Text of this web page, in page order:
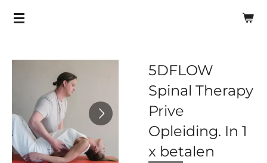
Ga
de
hoofdinhoud
5DFLOW
Spinal Therapy
Prive
Opleiding. In 1
x betalen